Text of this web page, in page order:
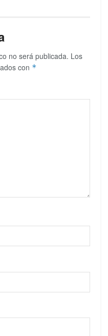
no será publicada. Los
con *